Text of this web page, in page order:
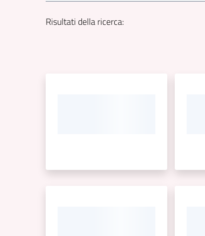
Risultati della ricerca: